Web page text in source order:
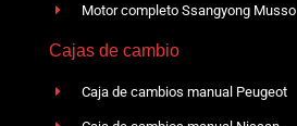
Motor completo Ssangyong Musso
Cajas de cambio
Caja de cambios manual Peugeot